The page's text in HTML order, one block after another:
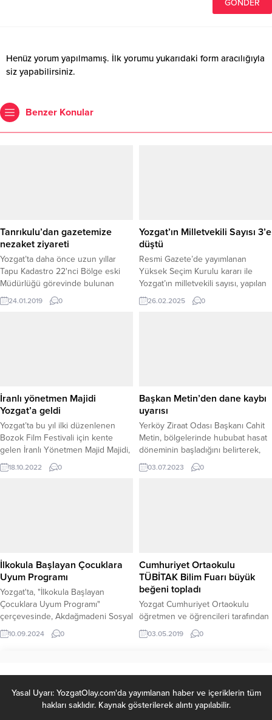
Henüz yorum yapılmamış. İlk yorumu yukarıdaki form aracılığıyla
siz yapabilirsiniz.
Benzer Konular
Tanrıkulu’dan gazetemize
nezaket ziyareti
Yozgat’ta daha önce uzun yıllar
Tapu Kadastro 22'nci Bölge eski
Müdürlüğü görevinde bulunan
Hüseyin Tanrıkulu, Yeniufuk
Gazetesine nezaket ziyaretinde
24.01.2019 0
Yozgat’ın Milletvekili Sayısı 3’e
düştü
Resmi Gazete’de yayımlanan
Yüksek Seçim Kurulu kararı ile
Yozgat’ın milletvekili sayısı, yapılan
yeni nüfus dağılımı sonucunda
4’ten 3’e düşürüldü. Bu değişiklik,
son 16 yıl içinde...
26.02.2025 0
İranlı yönetmen Majidi
Yozgat’a geldi
Yozgat’ta bu yıl ilki düzenlenen
Bozok Film Festivali için kente
gelen İranlı Yönetmen Majid Majidi,
sinemanın ekonomiden
etkilendiğini belirterek
18.10.2022 0
Başkan Metin’den dane kaybı
uyarısı
Yerköy Ziraat Odası Başkanı Cahit
Metin, bölgelerinde hububat hasat
döneminin başladığını belirterek,
dane kaybına karşı çiftçilere
uyarılarda bulundu.
03.07.2023 0
İlkokula Başlayan Çocuklara
Uyum Programı
Yozgat'ta, "İlkokula Başlayan
Çocuklara Uyum Programı"
çerçevesinde, Akdağmadeni Sosyal
Hizmet Merkezi tarafından Yusuf
Ziya İlköğretim Okulu'nda bir
10.09.2024 0
Cumhuriyet Ortaokulu
TÜBİTAK Bilim Fuarı büyük
beğeni topladı
Yozgat Cumhuriyet Ortaokulu
öğretmen ve öğrencileri tarafından
düzenlenen TUBİTAK 4006 Bilim
Fuarı büyük beğeni topladı.
03.05.2019 0
Yasal Uyarı: YozgatOlay.com'da yayımlanan haber ve içeriklerin tüm
hakları saklıdır. Kaynak gösterilerek alıntı yapılabilir.